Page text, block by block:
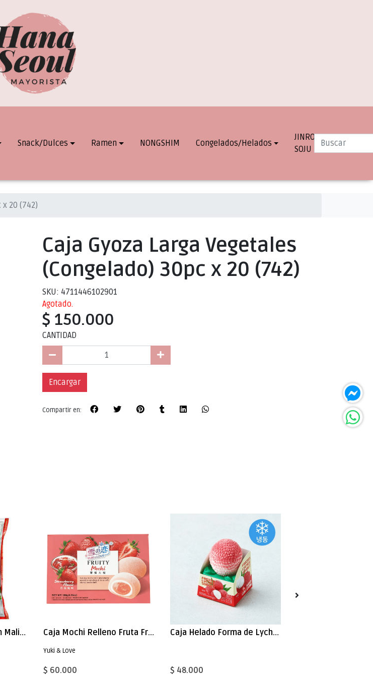
Snack/Dulces Ramen NONGSHIM Congelados/Helados
JINRO
SOJU
INFO.
20 (742)
Caja Gyoza Larga Vegetales
(Congelado) 30pc x 20 (742)
SKU: 4711446102901
Agotado.
$ 150.000
CANTIDAD
Encargar
Compartir en:
Caja Arroz Jazmin Hom Mali 1kg x 12 Caja Mochi Relleno Fruta Frutilla 180g x 24
Yuki & Love
$ 60.000
Caja Helado Forma de Lychee Relleno 75g x 12
$ 48.000